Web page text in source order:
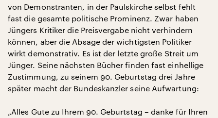
von Demonstranten, in der Paulskirche selbst fehlt
fast die gesamte politische Prominenz. Zwar haben
Jüngers Kritiker die Preisvergabe nicht verhindern
können, aber die Absage der wichtigsten Politiker
wirkt demonstrativ. Es ist der letzte große Streit um
Jünger. Seine nächsten Bücher finden fast einhellige
Zustimmung, zu seinem 90. Geburtstag drei Jahre
später macht der Bundeskanzler seine Aufwartung:
„Alles Gute zu Ihrem 90. Geburtstag – danke für Ihren